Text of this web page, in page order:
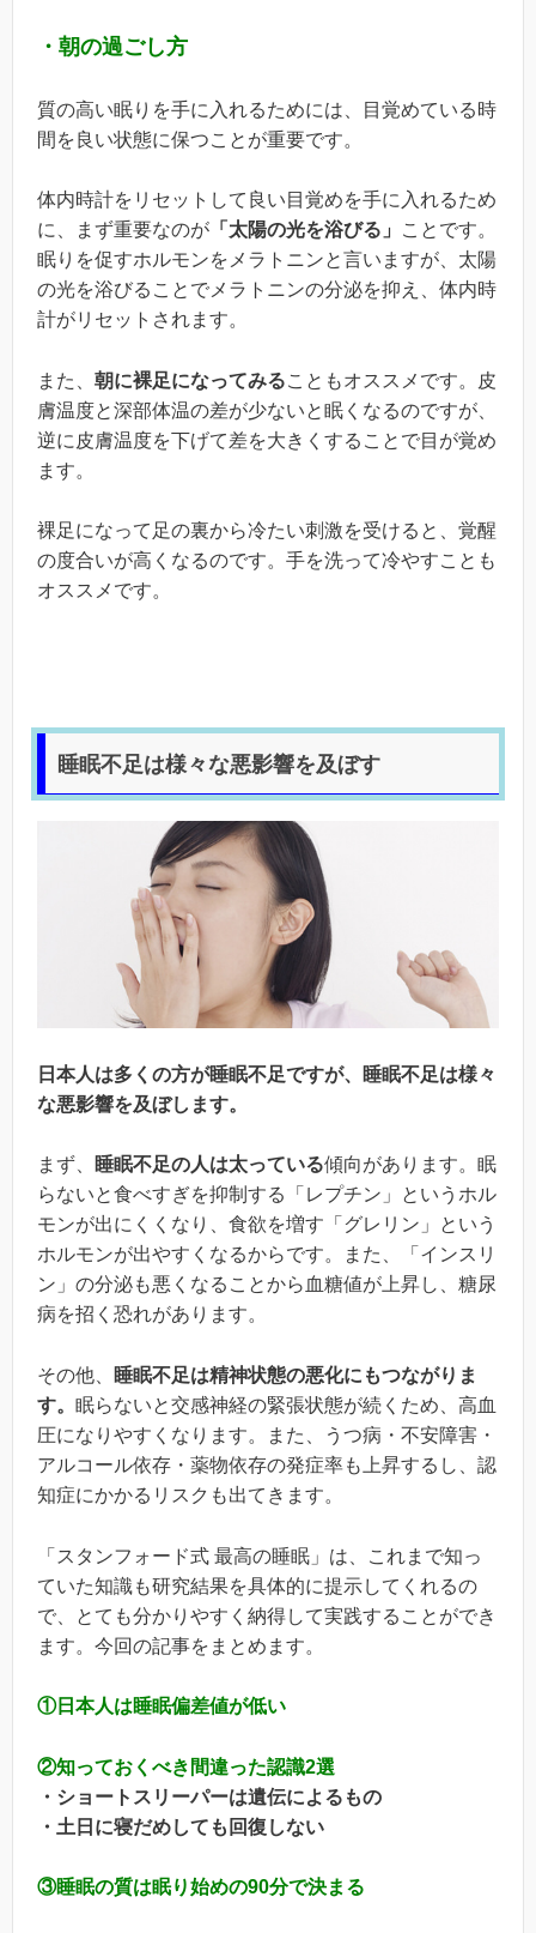
・朝の過ごし方
質の高い眠りを手に入れるためには、目覚めている時
間を良い状態に保つことが重要です。
体内時計をリセットして良い目覚めを手に入れるため
に、まず重要なのが 「太陽の光を浴びる」
ことです。
眠りを促すホルモンをメラトニンと言いますが、太陽
の光を浴びることでメラトニンの分泌を抑え、体内時
計がリセットされます。
また、 朝に裸足になってみることもオススメです。皮
膚温度と深部体温の差が少ないと眠くなるのですが、
逆に皮膚温度を下げて差を大きくすることで目が覚め
ます。
裸足になって足の裏から冷たい刺激を受けると、覚醒
の度合いが高くなるのです。手を洗って冷やすことも
オススメです。
睡眠不足は様々な悪影響を及ぼす
日本人は多くの方が睡眠不足ですが、睡眠不足は様々
な悪影響を及ぼします。
まず、 睡眠不足の人は太っている傾向があります。眠
らないと食べすぎを抑制する「レプチン」というホル
モンが出にくくなり、食欲を増す「グレリン」という
ホルモンが出やすくなるからです。また、「インスリ
ン」の分泌も悪くなることから血糖値が上昇し、糖尿
病を招く恐れがあります。
その他、
睡眠不足は精神状態の悪化にもつながりま
す。 眠らないと交感神経の緊張状態が続くため、高血
圧になりやすくなります。また、うつ病・不安障害・
アルコール依存・薬物依存の発症率も上昇するし、認
知症にかかるリスクも出てきます。
「スタンフォード式 最高の睡眠」は、これまで知っ
ていた知識も研究結果を具体的に提示してくれるの
で、とても分かりやすく納得して実践することができ
ます。今回の記事をまとめます。
①日本人は睡眠偏差値が低い
②知っておくべき間違った認識2選
・ショートスリーパーは遺伝によるもの
・土日に寝だめしても回復しない
③睡眠の質は眠り始めの90分で決まる